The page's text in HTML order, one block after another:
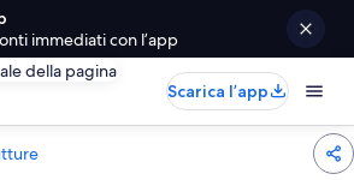
immediati con l’app
della pagina
Scarica l’app